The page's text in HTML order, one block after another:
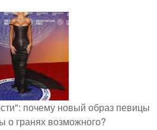
почему новый образ певицы
о гранях возможного?